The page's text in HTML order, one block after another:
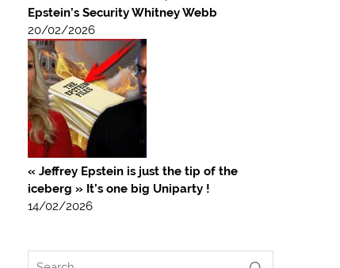
Epstein’s Security Whitney Webb
20/02/2026
« Jeffrey Epstein is just the tip of the
iceberg » It’s one big Uniparty !
14/02/2026